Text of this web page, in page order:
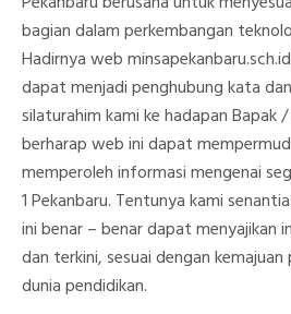
bagian dalam perkembangan
Hadirnya webminsapekanbaru.sch.id
dapat menjadi penghubung kata
silaturahim kami ke hadapan Bapak
berharap web ini dapat
memperoleh informasi mengenai
1 Pekanbaru. Tentunya kami
ini benar – benar dapat menyajikan
dan terkini, sesuai dengan
dunia pendidikan.